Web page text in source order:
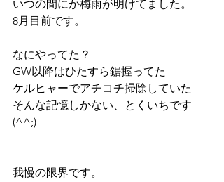
いつの間にか梅雨が明けてました。
8月目前です。
なにやってた？
GW以降はひたすら鋸握ってた
ケルヒャーでアチコチ掃除していた
そんな記憶しかない、とくいちです
(^^;)
我慢の限界です。